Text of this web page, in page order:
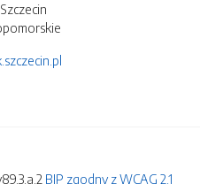
BIP zgodny z WCAG 2.1